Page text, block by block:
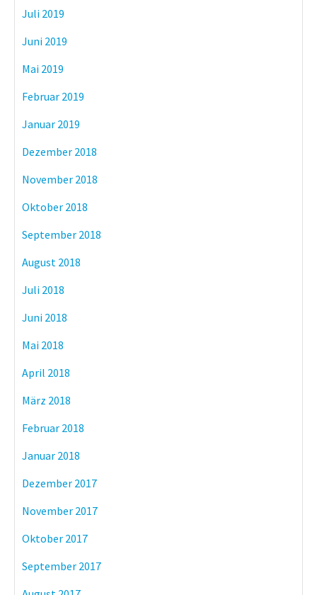
Juli 2019
Juni 2019
Mai 2019
Februar 2019
Januar 2019
Dezember 2018
November 2018
Oktober 2018
September 2018
August 2018
Juli 2018
Juni 2018
Mai 2018
April 2018
März 2018
Februar 2018
Januar 2018
Dezember 2017
November 2017
Oktober 2017
September 2017